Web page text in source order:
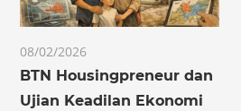
08/02/2026
BTN Housingpreneur dan
Ujian Keadilan Ekonomi